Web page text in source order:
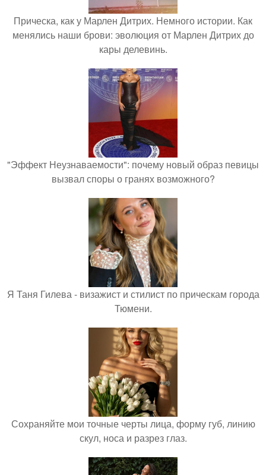
Прическа, как у Марлен Дитрих. Немного истории. Как
менялись наши брови: эволюция от Марлен Дитрих до
кары делевинь.
"Эффект Неузнаваемости": почему новый образ певицы
вызвал споры о гранях возможного?
Я Таня Гилева - визажист и стилист по прическам города
Тюмени.
Сохраняйте мои точные черты лица, форму губ, линию
скул, носа и разрез глаз.